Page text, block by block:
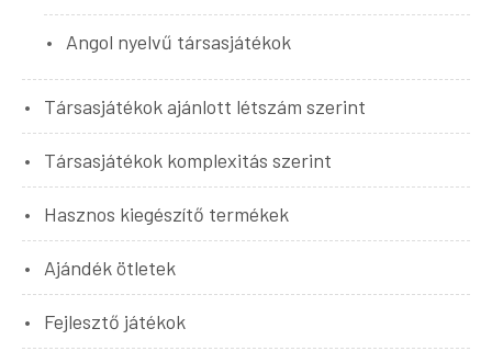
Angol nyelvű társasjátékok
Társasjátékok ajánlott létszám szerint
Társasjátékok komplexitás szerint
Hasznos kiegészítő termékek
Ajándék ötletek
Fejlesztő játékok